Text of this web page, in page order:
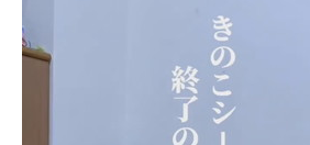
企業ITのトレンドを詳説